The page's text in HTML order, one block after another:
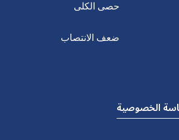
حصى الكلى
ضعف الانتصاب
الخصوصية